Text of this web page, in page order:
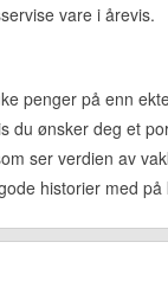
vare i årevis.
penger på enn
du ønsker deg et
ser verdien av
historier med på